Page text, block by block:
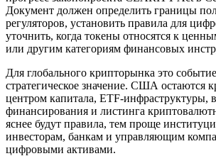
Документ должен определить границы
регуляторов, установить правила для
уточнить, когда токены относятся к
или другим категориям финансовых
Для глобального крипторынка это
стратегическое значение. США остаются
центром капитала, ETF-инфраструктуры,
финансирования и листинга
яснее будут правила, тем проще
инвесторам, банкам и управляющим
цифровыми активами.